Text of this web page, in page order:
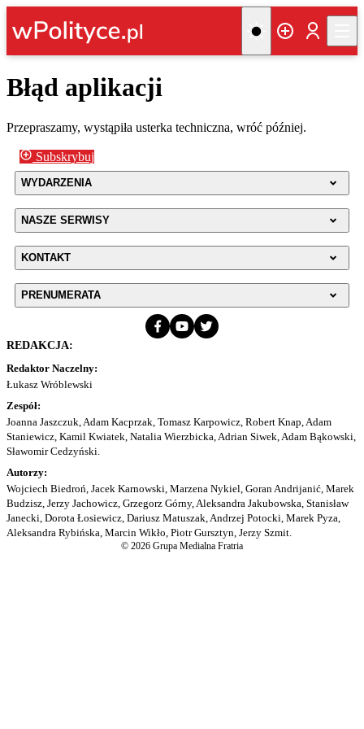
Błąd aplikacji
Przepraszamy, wystąpiła usterka techniczna, wróć później.
Subskrybuj
WYDARZENIA
NASZE SERWISY
KONTAKT
PRENUMERATA
REDAKCJA:
Redaktor Naczelny:
Łukasz Wróblewski
Zespół:
Joanna Jaszczuk, Adam Kacprzak, Tomasz Karpowicz, Robert Knap, Adam
Staniewicz, Kamil Kwiatek, Natalia Wierzbicka, Adrian Siwek, Adam Bąkowski,
Sławomir Cedzyński.
Autorzy:
Wojciech Biedroń, Jacek Karnowski, Marzena Nykiel, Goran Andrijanić, Marek
Budzisz, Jerzy Jachowicz, Grzegorz Górny, Aleksandra Jakubowska, Stanisław
Janecki, Dorota Łosiewicz, Dariusz Matuszak, Andrzej Potocki, Marek Pyza,
Aleksandra Rybińska, Marcin Wikło, Piotr Gursztyn, Jerzy Szmit.
© 2026 Grupa Medialna Fratria